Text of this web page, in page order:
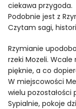
ciekawa przygoda.
Podobnie jest z
Czytam sagi,
Rzymianie
rzeki Mozeli.
pięknie, a co
W miejscowości
wielu pozostałości
Sypialnie, pokoje